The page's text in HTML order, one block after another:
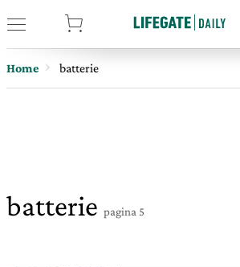
Home batterie
batterie pagina 5